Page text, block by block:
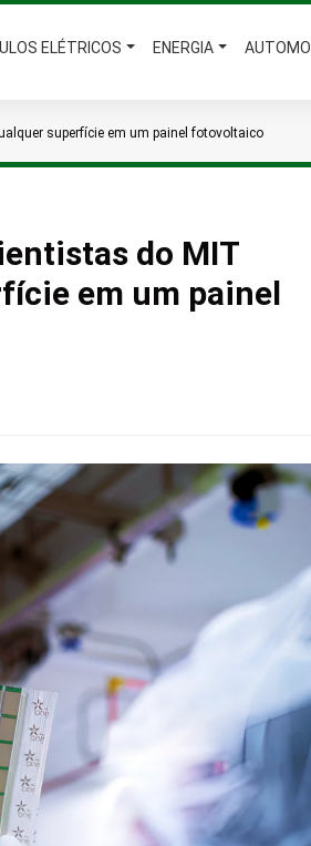
ELÉTRICOS ENERGIA
superfície em um painel fotovoltaico
do MIT
em um painel